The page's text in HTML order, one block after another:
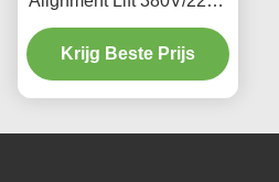
met laag profielontwerp
Krijg Beste Prijs